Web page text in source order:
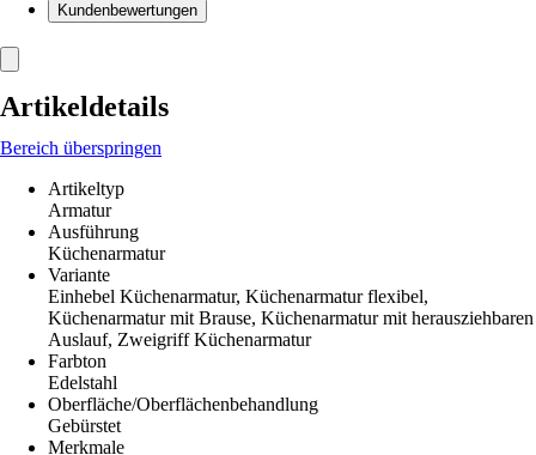
Kundenbewertungen
Artikeldetails
Bereich überspringen
Artikeltyp
Armatur
Ausführung
Küchenarmatur
Variante
Einhebel Küchenarmatur, Küchenarmatur flexibel,
Küchenarmatur mit Brause, Küchenarmatur mit herausziehbaren
Auslauf, Zweigriff Küchenarmatur
Farbton
Edelstahl
Oberfläche/Oberflächenbehandlung
Gebürstet
Merkmale